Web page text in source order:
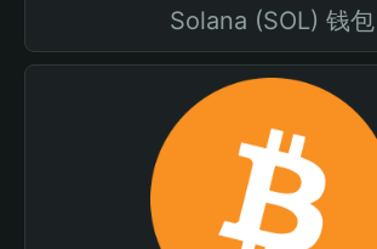
Solana (SOL) 钱包